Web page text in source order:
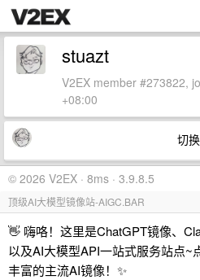
stuazt
V2EX member #273822,
+08:00
切
© 2026 V2EX · 8ms · 3.9.8.5
顶级AI大模型镜像站-AIGC.BAR
👋 嗨咯！这里是ChatGPT镜像、
以及AI大模型API一站式服务站点~
丰富的主流AI镜像！✨